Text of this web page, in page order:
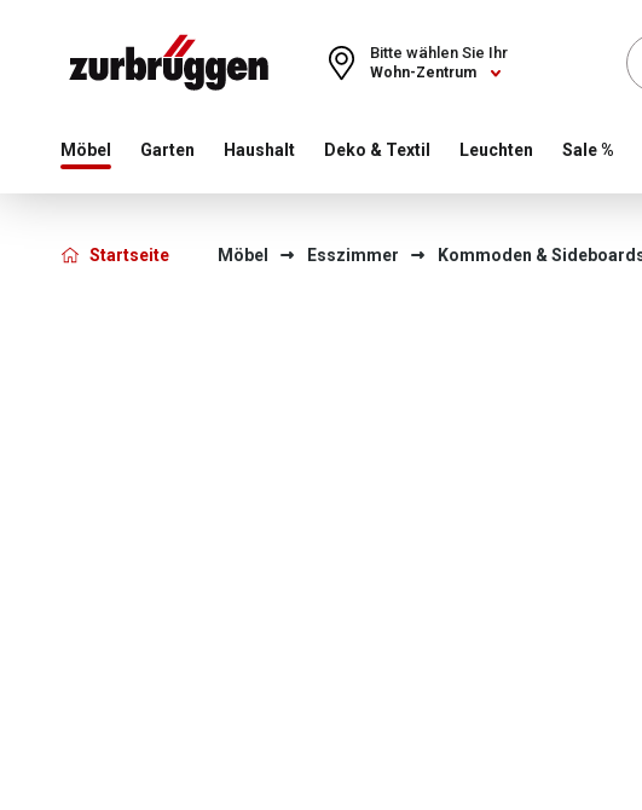
Choose a different country or region to see content for your location and
Wohn-Zentrum
Bitte wählen Sie Ihr
Möbel Garten Haushalt Deko & Textil Leuchten Sale %
Startseite Möbel Esszimmer Kommoden &